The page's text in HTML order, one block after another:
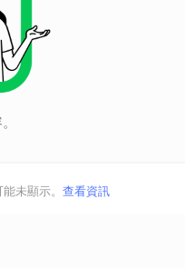
未顯示。 查看資訊